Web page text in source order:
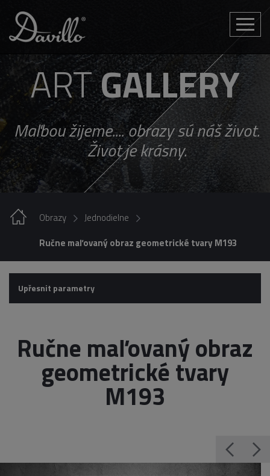
Toggle
ARTGALLERY
Maľbou žijeme.... obrazy sú náš život.
Život je krásny.
Obrazy
Jednodielne
Ručne maľovaný obraz geometrické tvary M193
Upřesnit parametry
Ručne maľovaný obraz
geometrické tvary
M193